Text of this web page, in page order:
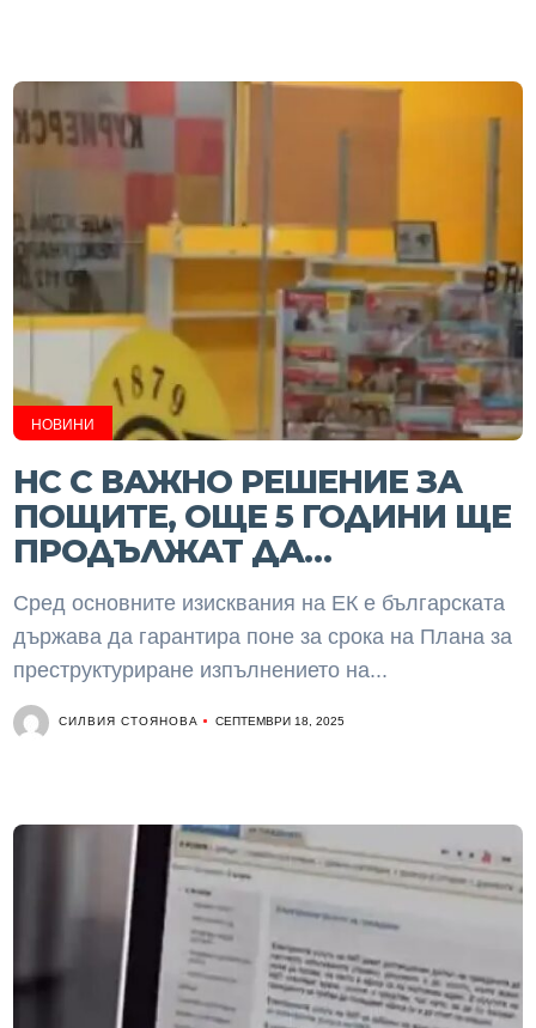
НОВИНИ
НС С ВАЖНО РЕШЕНИЕ ЗА
ПОЩИТЕ, ОЩЕ 5 ГОДИНИ ЩЕ
ПРОДЪЛЖАТ ДА…
Сред основните изисквания на ЕК е българската
държава да гарантира поне за срока на Плана за
преструктуриране изпълнението на...
СИЛВИЯ СТОЯНОВА СЕПТЕМВРИ 18, 2025